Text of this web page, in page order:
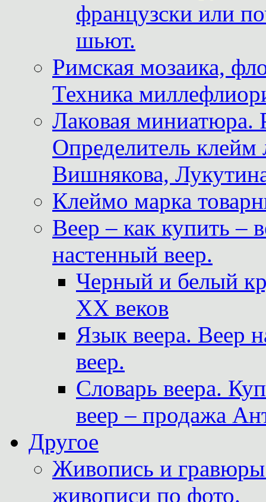
французски или
шьют.
Римская мозаика,
Техника
Лаковая миниатюра.
Определитель
Вишнякова,
Клеймо марка
Веер – как купить –
настенный веер.
Черный и белый
XX веков
Язык веера. Веер
веер.
Словарь веера.
веер – продажа
Другое
Живопись и
живописи по фото.